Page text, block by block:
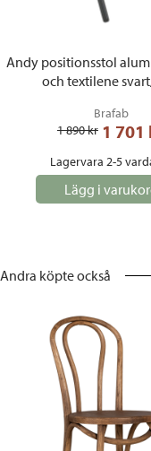
Andy positionsstol
och textilene
Brafab
1 890 kr 1 701
Lagervara 2-5
Lägg i
Andra köpte också